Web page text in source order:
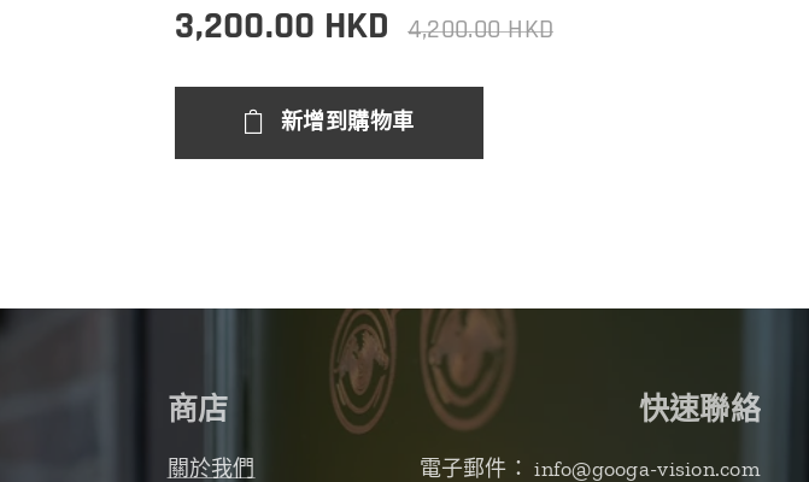
3,200.00 HKD 4,200.00HKD
新增到購物車
商店
關於我們
快速聯絡
電子郵件： info@googa-vision.com